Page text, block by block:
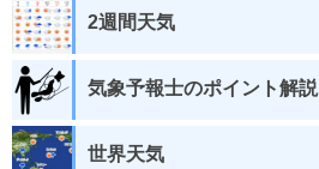
2週間天気
気象予報士のポイント解説
世界天気